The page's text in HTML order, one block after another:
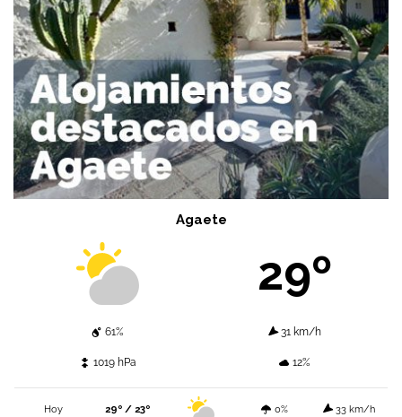
Agaete
29º
61% 31 km/h
1019 hPa 12%
Hoy 29º / 23º 0% 33 km/h